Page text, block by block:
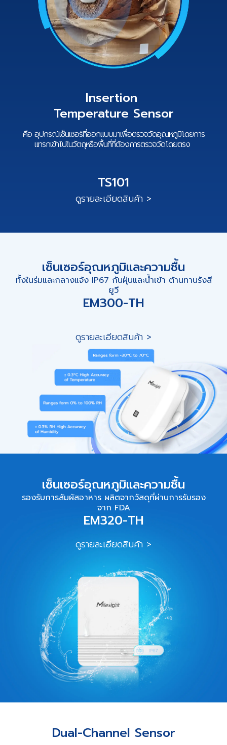
Insertion
Temperature Sensor
คือ อุปกรณ์เซ็นเซอร์ที่ออกแบบมาเพื่อตรวจวัดอุณหภูมิโดยการ
แทรกเข้าไปในวัตถุหรือพื้นที่ที่ต้องการตรวจวัดโดยตรง
TS101
ดูรายละเอียดสินค้า >
เซ็นเซอร์อุณหภูมิและความชื้น
ทั้งในร่มและกลางแจ้ง IP67 กันฝุ่นและน้ำเข้า ต้านทานรังสี
ยูวี
EM300-TH
ดูรายละเอียดสินค้า >
เซ็นเซอร์อุณหภูมิและความชื้น
รองรับการสัมผัสอาหาร ผลิตจากวัสดุที่ผ่านการรับรอง
จาก FDA
EM320-TH
ดูรายละเอียดสินค้า >
Dual-Channel Sensor